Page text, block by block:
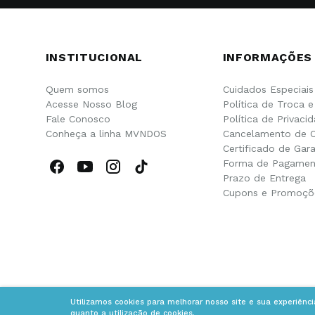
Utilizamos cookies para melhorar nosso site e sua
INSTITUCIONAL
Quem somos
Acesse Nosso Blog
Fale Conosco
Conheça a linha MVNDOS
INFORMAÇÕES
Cuidados Especiais
Política de Troca
Política de
Cancelamento de
Certificado de
Forma de
Prazo de Entrega
Cupons e